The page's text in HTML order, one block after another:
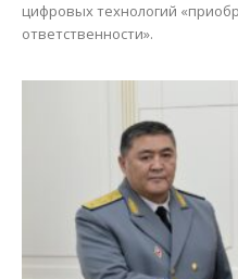
цифровых технологий
ответственности».